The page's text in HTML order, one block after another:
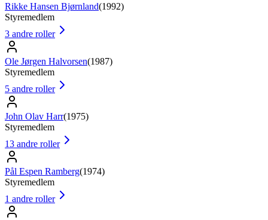
Rikke Hansen Bjørnland(1992)
Styremedlem
3 andre roller
Ole Jørgen Halvorsen(1987)
Styremedlem
5 andre roller
John Olav Harr(1975)
Styremedlem
13 andre roller
Pål Espen Ramberg(1974)
Styremedlem
1 andre roller